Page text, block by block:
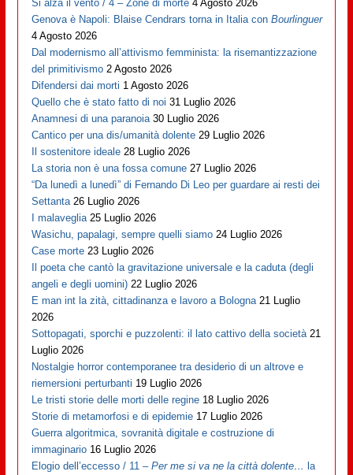
Si alza il vento / 4 – Zone di morte 4 Agosto 2026
Genova è Napoli: Blaise Cendrars torna in Italia conBourlinguer
4 Agosto 2026
Dal modernismo all’attivismo femminista: la risemantizzazione
del primitivismo 2 Agosto 2026
Difendersi dai morti 1 Agosto 2026
Quello che è stato fatto di noi 31 Luglio 2026
Anamnesi di una paranoia 30 Luglio 2026
Cantico per una dis/umanità dolente 29 Luglio 2026
Il sostenitore ideale 28 Luglio 2026
La storia non è una fossa comune 27 Luglio 2026
“Da lunedì a lunedì” di Fernando Di Leo per guardare ai resti dei
Settanta 26 Luglio 2026
I malaveglia 25 Luglio 2026
Wasichu, papalagi, sempre quelli siamo 24 Luglio 2026
Case morte 23 Luglio 2026
Il poeta che cantò la gravitazione universale e la caduta (degli
angeli e degli uomini) 22 Luglio 2026
E man int la zità, cittadinanza e lavoro a Bologna 21 Luglio
2026
Sottopagati, sporchi e puzzolenti: il lato cattivo della società 21
Luglio 2026
Nostalgie horror contemporanee tra desiderio di un altrove e
riemersioni perturbanti 19 Luglio 2026
Le tristi storie delle morti delle regine 18 Luglio 2026
Storie di metamorfosi e di epidemie 17 Luglio 2026
Guerra algoritmica, sovranità digitale e costruzione di
immaginario 16 Luglio 2026
Elogio dell’eccesso / 11 –Per me si va ne la città dolente… la